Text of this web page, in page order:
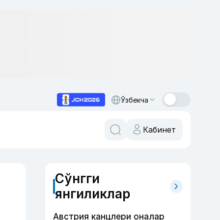
Ўзбекча
Кабинет
Сўнгги
янгиликлар
Австрия канцлери оналар